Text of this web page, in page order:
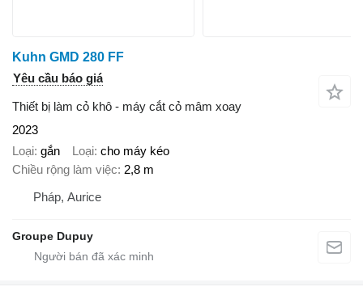
Kuhn GMD 280 FF
Yêu cầu báo giá
Thiết bị làm cỏ khô - máy cắt cỏ mâm xoay
2023
Loại gắn Loại cho máy kéo
Chiều rộng làm việc 2,8 m
Pháp, Aurice
Groupe Dupuy